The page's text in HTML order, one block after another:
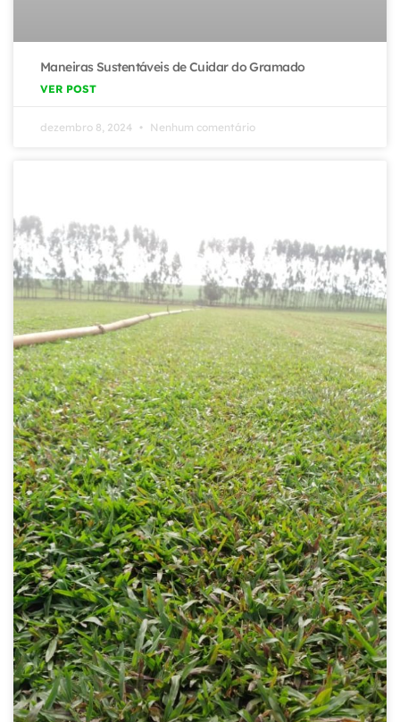
Maneiras Sustentáveis de Cuidar do Gramado
VER POST
dezembro 8, 2024 Nenhum comentário